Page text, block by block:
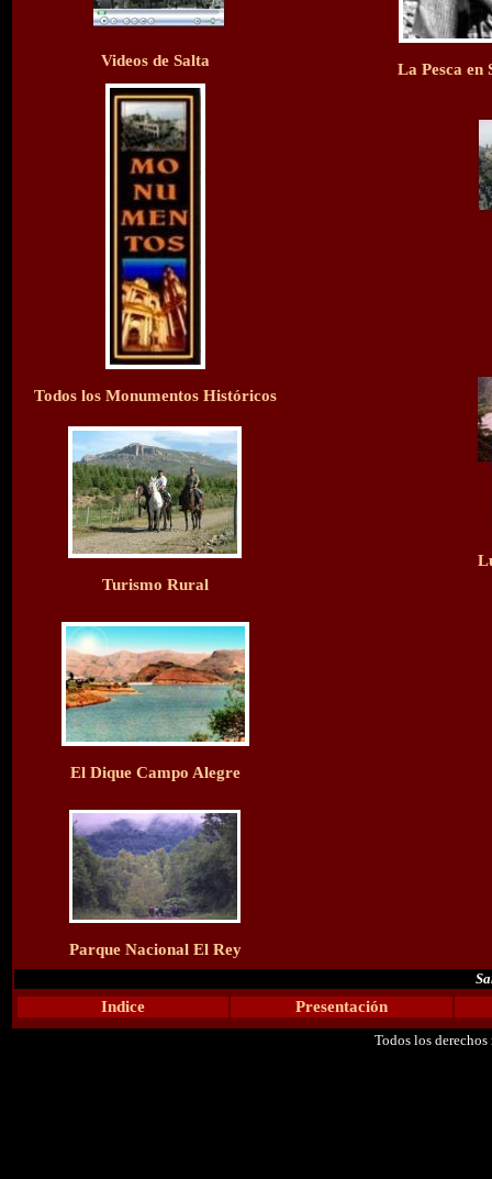
Videos de Salta La Pesca en
Todos los Monumentos Históricos
Turismo Rural
El Dique Campo Alegre
Parque Nacional El Rey
Indice Presentación
Todos los